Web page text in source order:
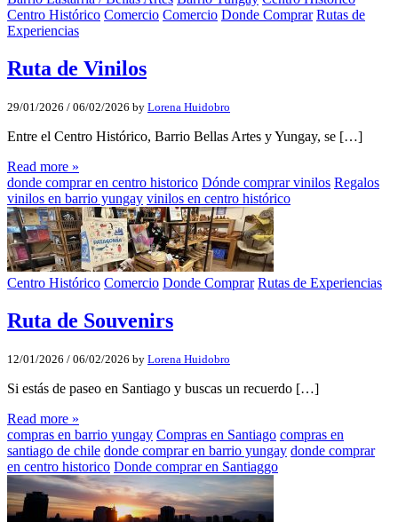
Centro Histórico Comercio Comercio Donde Comprar Rutas de
Experiencias
Ruta de Vinilos
29/01/2026 / 06/02/2026 by Lorena Huidobro
Entre el Centro Histórico, Barrio Bellas Artes y Yungay, se […]
Read more »
donde comprar en centro historico Dónde comprar vinilos Regalos
vinilos en barrio yungay vinilos en centro histórico
Centro Histórico Comercio Donde Comprar Rutas de Experiencias
Ruta de Souvenirs
12/01/2026 / 06/02/2026 by Lorena Huidobro
Si estás de paseo en Santiago y buscas un recuerdo […]
Read more »
compras en barrio yungay Compras en Santiago compras en
santiago de chile donde comprar en barrio yungay donde comprar
en centro historico Donde comprar en Santiaggo